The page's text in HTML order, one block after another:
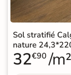
Sol stratifié
nature
32€90 /m²